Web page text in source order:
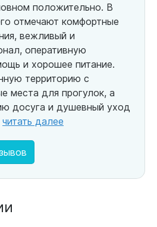
положительно. В
отмечают комфортные
вежливый и
оперативную
и хорошее питание.
территорию с
места для прогулок, а
досуга и душевный уход
читать далее